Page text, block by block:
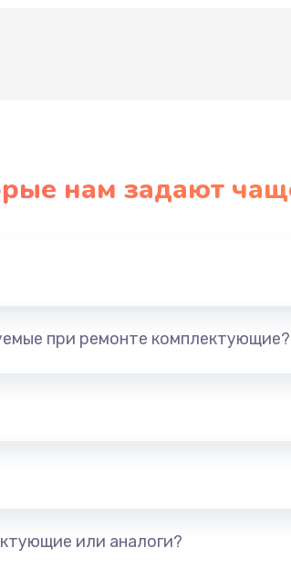
нам задают
при ремонте комплектующие?
или аналоги?